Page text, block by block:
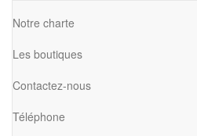
Notre charte
Les boutiques
Contactez-nous
Téléphone